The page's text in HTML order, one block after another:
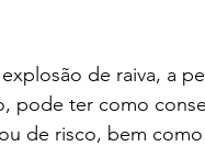
de raiva, a
pode ter como
de risco, bem